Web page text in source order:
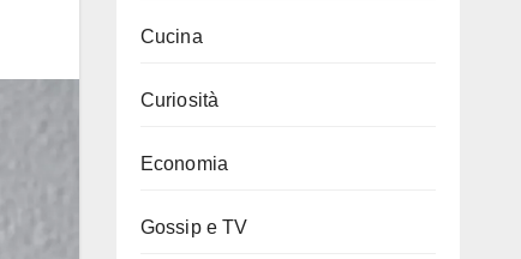
Cucina
Curiosità
Economia
Gossip e TV